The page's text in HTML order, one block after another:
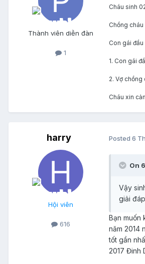
Thành viên diễn đàn
1
Cháu sinh
Chồng
Con gái đầu
1. Con gái
2. Vợ
Cháu xin
harry
Hội viên
616
Posted 6
On
Vậy
giải
Bạn muốn
năm 2014
tốt gần
2017 Đinh